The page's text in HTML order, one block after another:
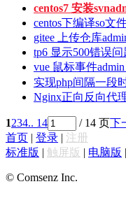
centos7 安装svn
centos下编译so文
gitee 上传仓库
tp6 显示500错误问
vue 鼠标事件admin
实现php间隔一段
Nginx正向反向代
1234.. 14 / 14 页下
首页 | 登录 | 注册
标准版 | 触屏版 | 电脑版 |
© Comsenz Inc.